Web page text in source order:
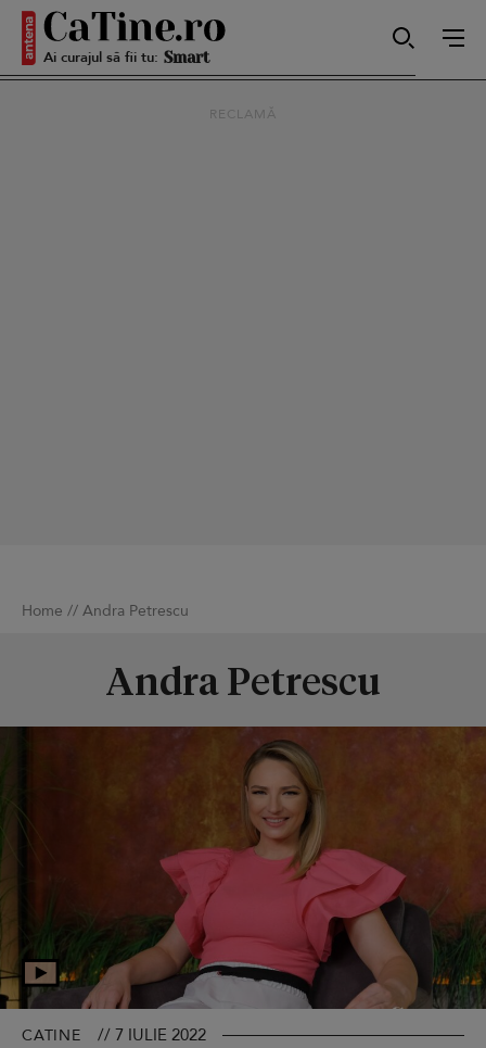
Ai curajul să fii tu: Smart
RECLAMĂ
Home // Andra Petrescu
Andra Petrescu
CATINE // 7 IULIE 2022